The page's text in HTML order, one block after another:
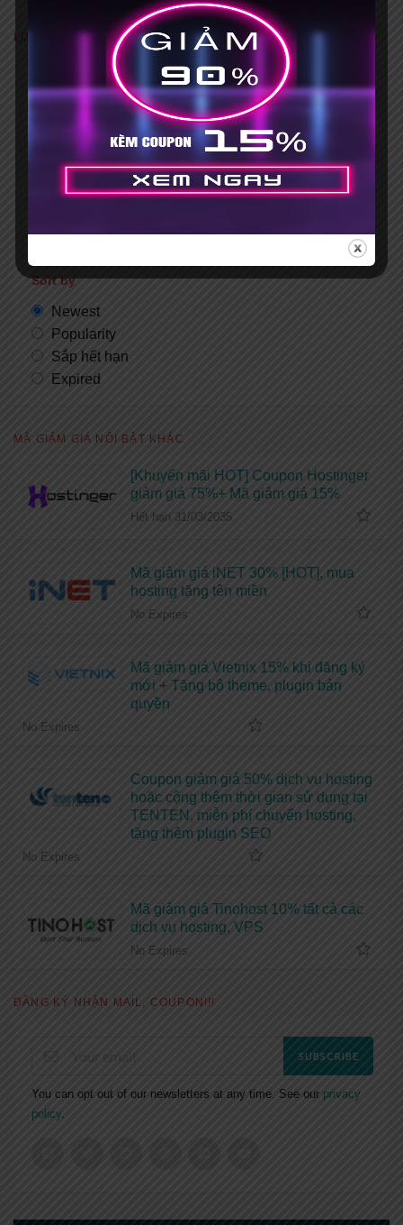
LỌC KHUYẾN MÃI CỦA NHÀ CUNG CẤP NÀY
BlackFriday
Cloud Hosting
Dedicated Hosting
Domain
Others
Sort by
Newest
Popularity
Sắp hết hạn
Expired
MÃ GIẢM GIÁ NỔI BẬT KHÁC
[Khuyến mãi HOT] Coupon Hostinger
giảm giá 75%+ Mã giảm giá 15%
Hết hạn 31/03/2035
Mã giảm giá iNET 30% [HOT], mua
hosting tặng tên miền
No Expires
Mã giảm giá Vietnix 15% khi đăng ký
mới + Tặng bộ theme, plugin bản
quyền
No Expires
Coupon giảm giá 50% dịch vụ hosting
hoặc cộng thêm thời gian sử dụng tại
TENTEN, miễn phí chuyển hosting,
tặng thêm plugin SEO
No Expires
Mã giảm giá Tinohost 10% tất cả các
dịch vụ hosting, VPS
No Expires
ĐĂNG KÝ NHẬN MAIL, COUPON!!!
SUBSCRIBE
You can opt out of our newsletters at any time. See our privacy
policy.